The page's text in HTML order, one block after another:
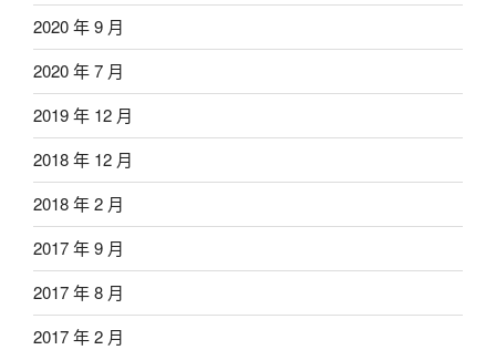
2020 年 9 月
2020 年 7 月
2019 年 12 月
2018 年 12 月
2018 年 2 月
2017 年 9 月
2017 年 8 月
2017 年 2 月